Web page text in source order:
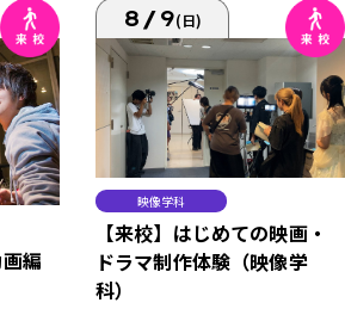
編
8/9(日)
映像学科
【来校】はじめての映画・
ドラマ制作体験（映像学
科）